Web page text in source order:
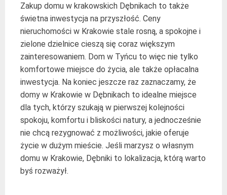
Zakup domu w krakowskich Dębnikach to także
świetna inwestycja na przyszłość. Ceny
nieruchomości w Krakowie stale rosną, a spokojne i
zielone dzielnice cieszą się coraz większym
zainteresowaniem. Dom w Tyńcu to więc nie tylko
komfortowe miejsce do życia, ale także opłacalna
inwestycja. Na koniec jeszcze raz zaznaczamy, że
domy w Krakowie w Dębnikach to idealne miejsce
dla tych, którzy szukają w pierwszej kolejności
spokoju, komfortu i bliskości natury, a jednocześnie
nie chcą rezygnować z możliwości, jakie oferuje
życie w dużym mieście. Jeśli marzysz o własnym
domu w Krakowie, Dębniki to lokalizacja, którą warto
byś rozważył.